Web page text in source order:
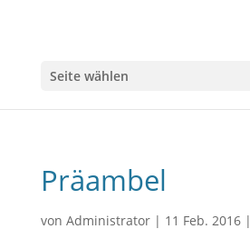
Seite wählen
Präambel
von Administrator| 11 Feb. 2016|